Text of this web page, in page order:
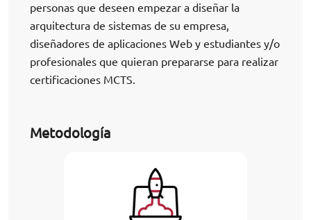
personas que deseen empezar a diseñar la
arquitectura de sistemas de su empresa,
diseñadores de aplicaciones Web y estudiantes y/o
profesionales que quieran prepararse para realizar
certificaciones MCTS.
Metodología